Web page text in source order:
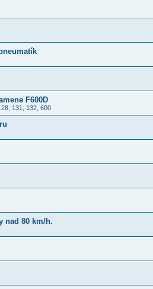
F600D
131, 132, 600
nad 80 km/h.